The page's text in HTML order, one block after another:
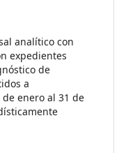
analítico con
expedientes
de
a
enero al 31 de